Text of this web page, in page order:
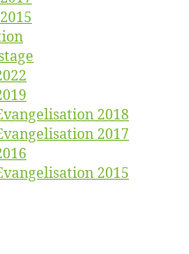
2018
2017
2015